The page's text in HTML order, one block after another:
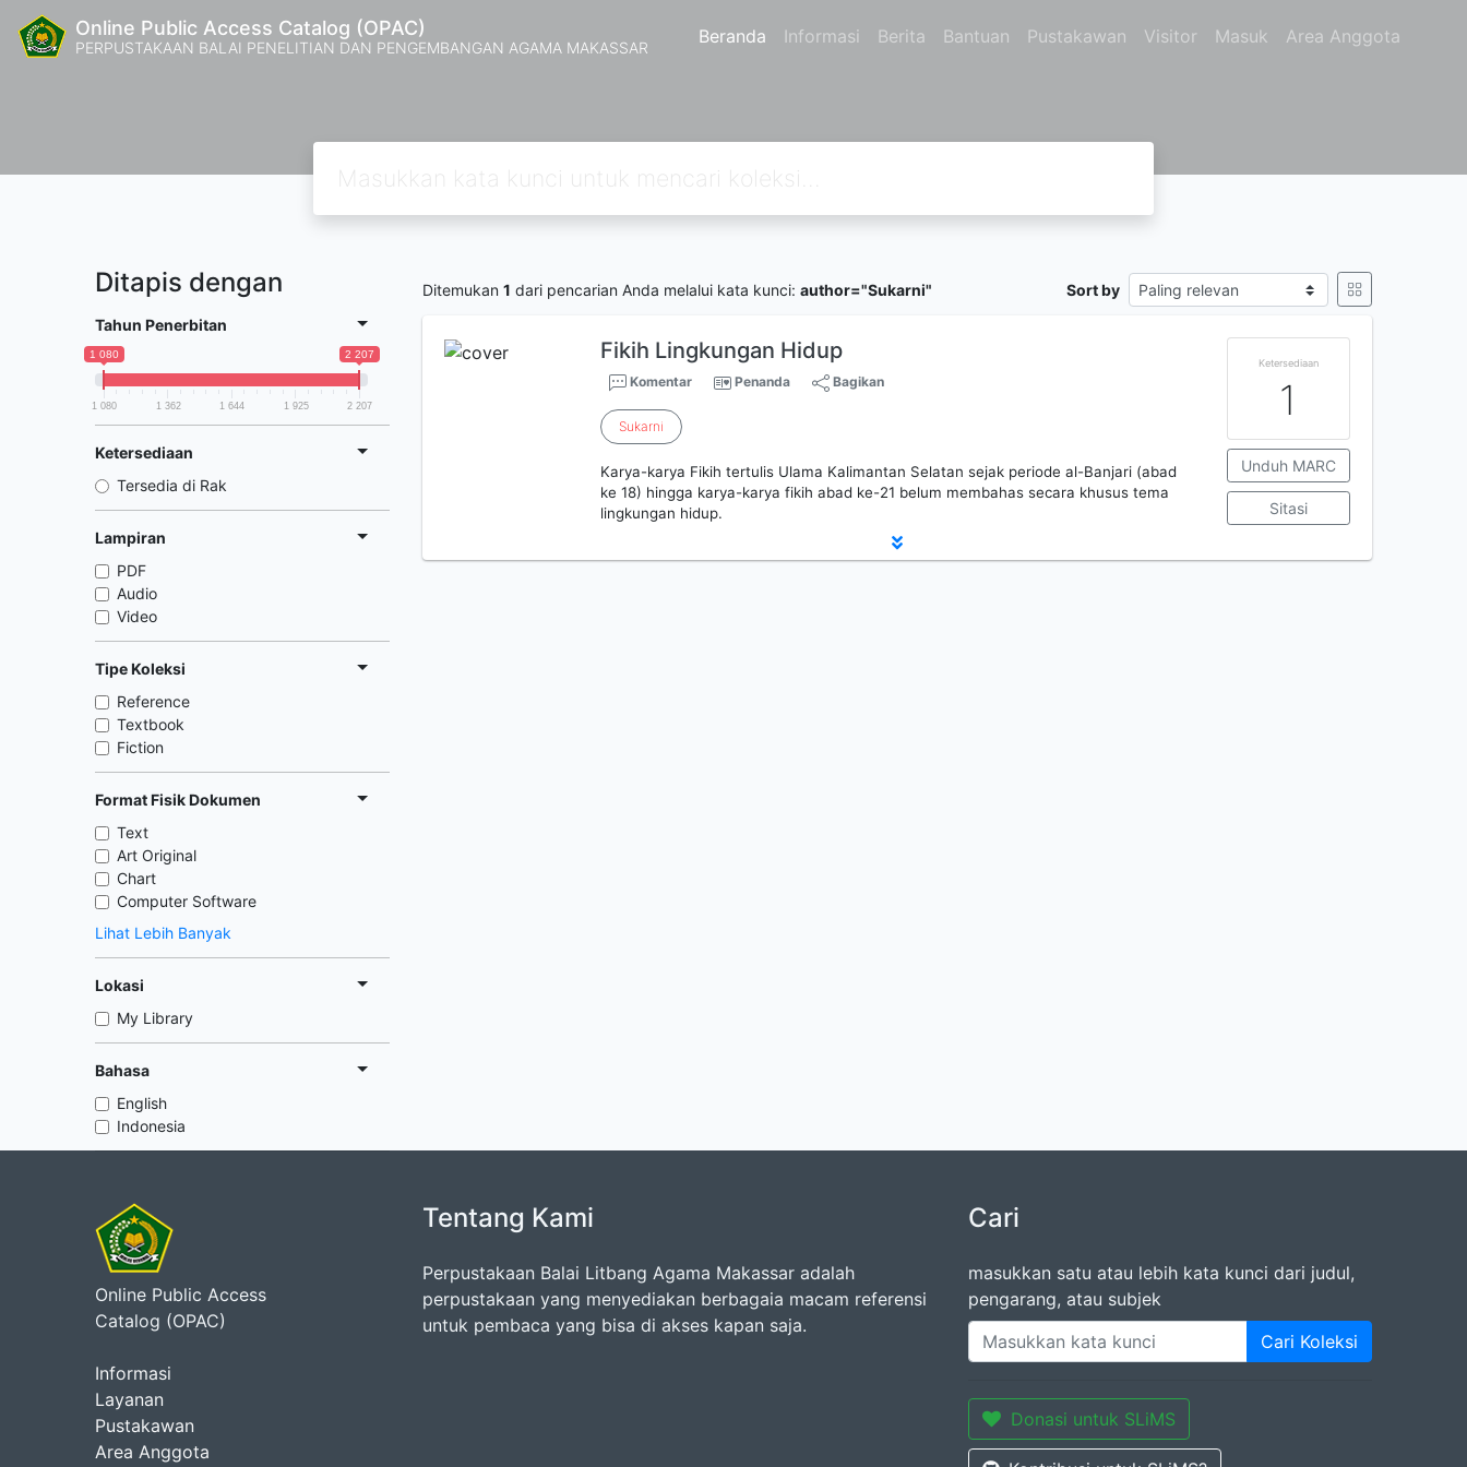
Online Public Access Catalog (OPAC)
PERPUSTAKAAN BALAI PENELITIAN DAN PENGEMBANGAN AGAMA MAKASSAR Beranda Informasi Berita Bantuan Pustakawan Visitor Masuk Area Anggota
Ditapis dengan
Tahun Penerbitan
1 080 2 207
1 080 1 362 1 644 1 925 2 207
Ketersediaan
Tersedia di Rak
Lampiran
PDF
Audio
Video
Tipe Koleksi
Reference
Textbook
Fiction
Format Fisik Dokumen
Text
Art Original
Chart
Computer Software
Lihat Lebih Banyak
Lokasi
My Library
Bahasa
English
Indonesia
Ditemukan 1 dari pencarian Anda melalui kata kunci: author="Sukarni" Sort by
Fikih Lingkungan Hidup
Komentar Penanda Bagikan
Sukarni
Karya-karya Fikih tertulis Ulama Kalimantan Selatan sejak periode al-Banjari (abad
ke 18) hingga karya-karya fikih abad ke-21 belum membahas secara khusus tema
lingkungan hidup.
Ketersediaan
1
Unduh MARC
Sitasi
Online Public Access
Catalog (OPAC)
Informasi
Layanan
Pustakawan
Area Anggota
Tentang Kami
Perpustakaan Balai Litbang Agama Makassar adalah
perpustakaan yang menyediakan berbagaia macam referensi
untuk pembaca yang bisa di akses kapan saja.
Cari
masukkan satu atau lebih kata kunci dari judul,
pengarang, atau subjek
Cari Koleksi
Donasi untuk SLiMS